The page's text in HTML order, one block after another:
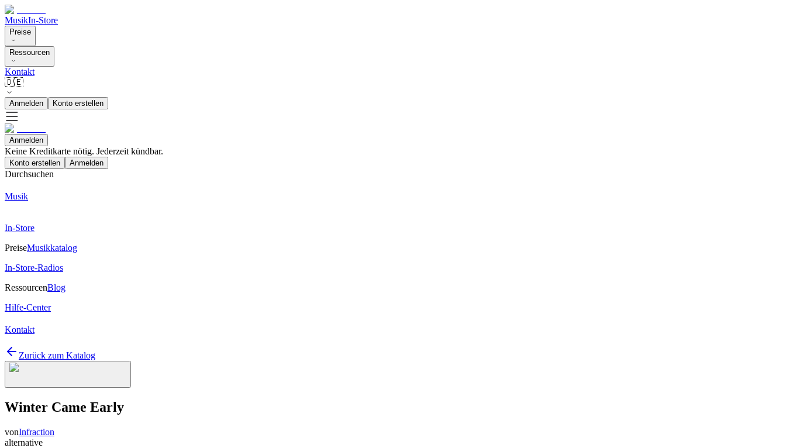
MusikIn-Store
Preise
Ressourcen
Kontakt
🇩🇪
Anmelden Konto erstellen
Anmelden
Keine Kreditkarte nötig. Jederzeit kündbar.
Konto erstellen Anmelden
Durchsuchen
Musik
In-Store
PreiseMusikkatalog
In-Store-Radios
RessourcenBlog
Hilfe-Center
Kontakt
Zurück zum Katalog
Winter Came Early
vonInfraction
alternative